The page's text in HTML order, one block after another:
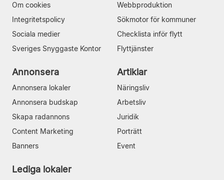
Om cookies
Integritetspolicy
Sociala medier
Sveriges Snyggaste Kontor
Webbproduktion
Sökmotor för kommuner
Checklista inför flytt
Flyttjänster
Annonsera
Annonsera lokaler
Annonsera budskap
Skapa radannons
Content Marketing
Banners
Artiklar
Näringsliv
Arbetsliv
Juridik
Porträtt
Event
Lediga lokaler